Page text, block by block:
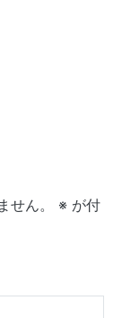
ん。 ※ が付